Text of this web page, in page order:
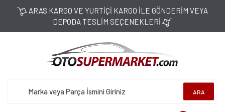
ARAS KARGO VE YURTİÇİ KARGO İLE GÖNDERİM VEYA
DEPODA TESLİM SEÇENEKLERİ
ARA